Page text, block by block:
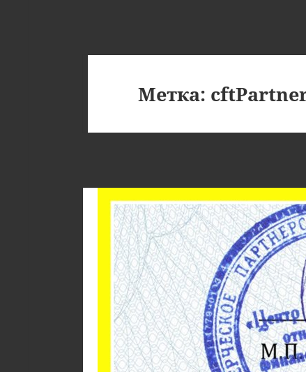
Метка: